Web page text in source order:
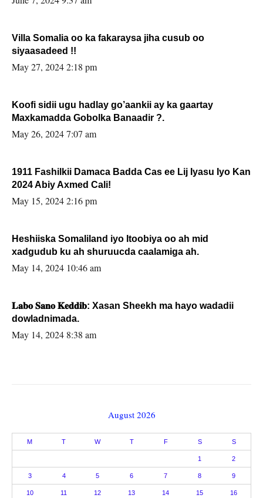
Villa Somalia oo ka fakaraysa jiha cusub oo
siyaasadeed !!
May 27, 2024 2:18 pm
Koofi sidii ugu hadlay go’aankii ay ka gaartay
Maxkamadda Gobolka Banaadir ?.
May 26, 2024 7:07 am
1911 Fashilkii Damaca Badda Cas ee Lij Iyasu Iyo Kan
2024 Abiy Axmed Cali!
May 15, 2024 2:16 pm
Heshiiska Somaliland iyo Itoobiya oo ah mid
xadgudub ku ah shuruucda caalamiga ah.
May 14, 2024 10:46 am
𝐋𝐚𝐛𝐨 𝐒𝐚𝐧𝐨 𝐊𝐞𝐝𝐝𝐢𝐛: Xasan Sheekh ma hayo wadadii
dowladnimada.
May 14, 2024 8:38 am
August 2026
M T W T F S S
1 2
3 4 5 6 7 8 9
10 11 12 13 14 15 16